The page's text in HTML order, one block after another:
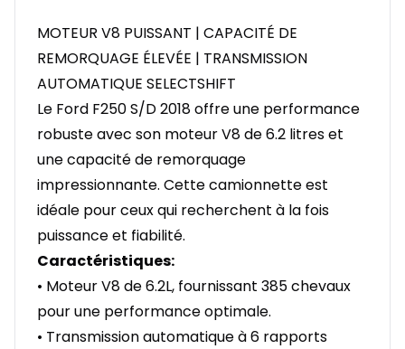
MOTEUR V8 PUISSANT | CAPACITÉ DE
REMORQUAGE ÉLEVÉE | TRANSMISSION
AUTOMATIQUE SELECTSHIFT
Le Ford F250 S/D 2018 offre une performance
robuste avec son moteur V8 de 6.2 litres et
une capacité de remorquage
impressionnante. Cette camionnette est
idéale pour ceux qui recherchent à la fois
puissance et fiabilité.
Caractéristiques:
• Moteur V8 de 6.2L, fournissant 385 chevaux
pour une performance optimale.
• Transmission automatique à 6 rapports